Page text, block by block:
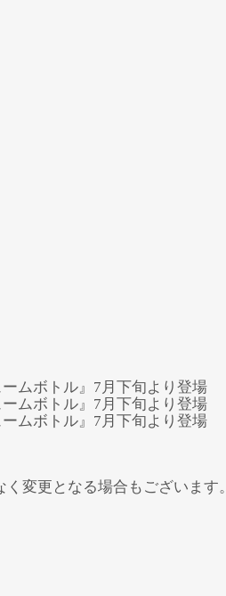
変更となる場合もございます。